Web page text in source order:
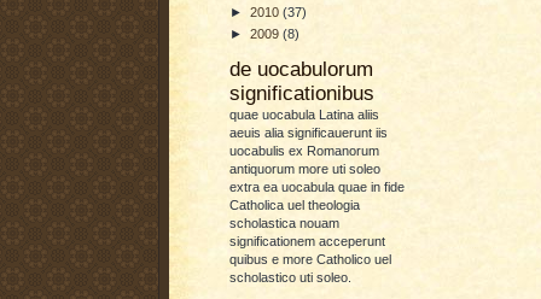
► 2010 (37)
► 2009 (8)
de uocabulorum
significationibus
quae uocabula Latina aliis
aeuis alia significauerunt iis
uocabulis ex Romanorum
antiquorum more uti soleo
extra ea uocabula quae in fide
Catholica uel theologia
scholastica nouam
significationem acceperunt
quibus e more Catholico uel
scholastico uti soleo.